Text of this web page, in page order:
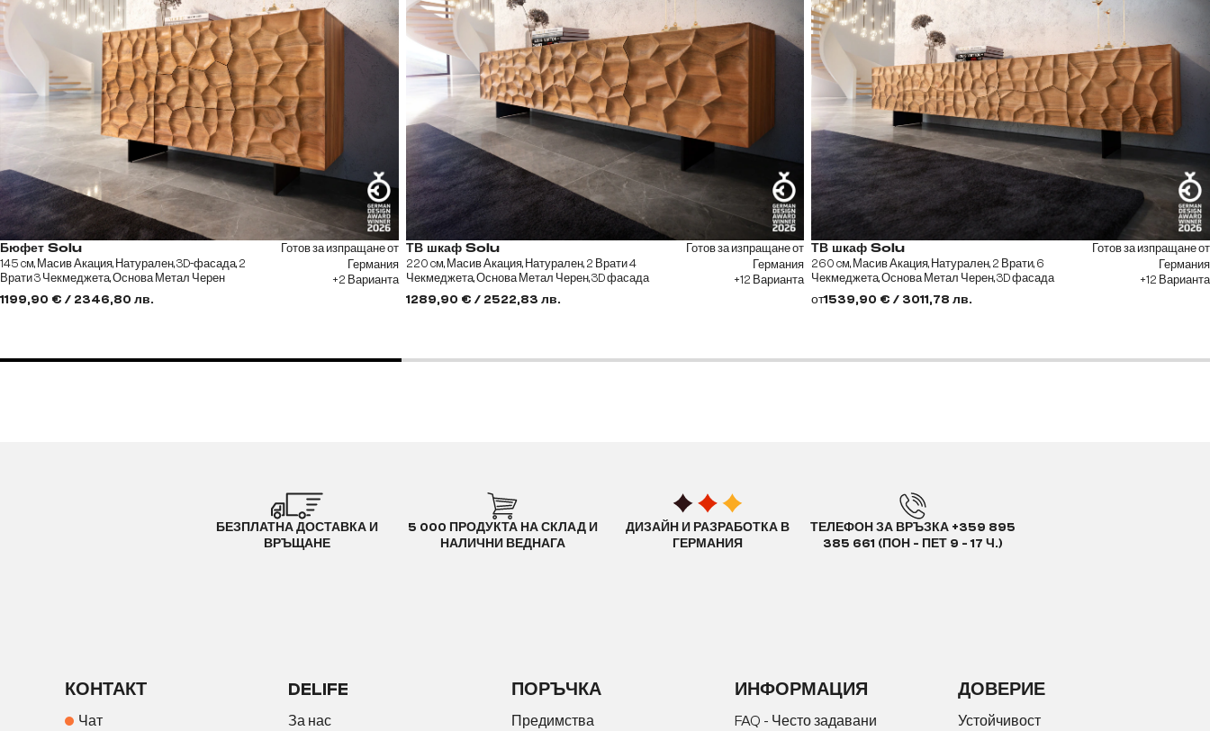
Бюфет Solu
145 cм, Масив Акация, Натурален, 3D-фасада, 2
Врати 3 Чекмеджета, Основа Метал Черен
1199,90 € / 2346,80 лв.
Готов за изпращане от
Германия
+2 Варианта
ТВ шкаф Solu
220 cм, Масив Акация, Натурален, 2 Врати 4
Чекмеджета, Основа Метал Черен, 3D фасада
1289,90 € / 2522,83 лв.
Готов за изпращане от
Германия
+12 Варианта
ТВ шкаф Solu
260 cм, Масив Акация, Натурален, 2 Врати, 6
Чекмеджета, Основа Метал Черен, 3D фасада
от1539,90 € / 3011,78 лв.
Готов за изпращане от
Германия
+12 Варианта
БЕЗПЛАТНА ДОСТАВКА И
ВРЪЩАНЕ
5 000 ПРОДУКТА НА СКЛАД И
НАЛИЧНИ ВЕДНАГА
ДИЗАЙН И РАЗРАБОТКА В
ГЕРМАНИЯ
ТЕЛЕФОН ЗА ВРЪЗКА +359 895
385 661 (ПОН - ПЕТ 9 - 17 Ч.)
КОНТАКТ
Чат
DELIFE
За нас
ПОРЪЧКА
Предимства
ИНФОРМАЦИЯ
FAQ - Често задавани
ДОВЕРИЕ
Устойчивост